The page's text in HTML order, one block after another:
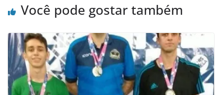
Você pode gostar também